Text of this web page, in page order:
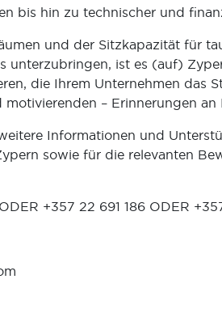
bis hin zu technischer und
und der Sitzkapazität für
unterzubringen, ist es (auf)
die Ihrem Unternehmen das
– Erinnerungen
Informationen und
sowie für die relevanten
+357 22 691 186 ODER